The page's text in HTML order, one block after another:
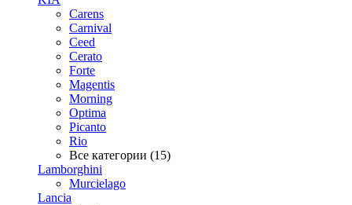
Carens
Carnival
Ceed
Cerato
Forte
Magentis
Morning
Optima
Picanto
Rio
Все категории (15)
Lamborghini
Murcielago
Lancia